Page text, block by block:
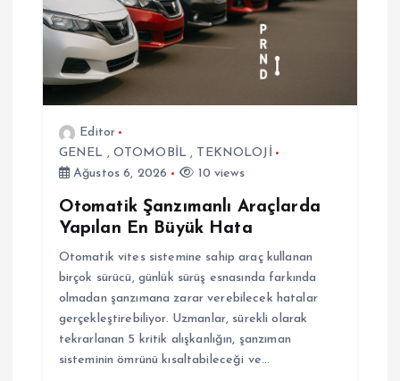
n
m
e
Editor
GENEL , OTOMOBİL , TEKNOLOJİ
Ağustos 6, 2026
10 views
Otomatik Şanzımanlı Araçlarda
Yapılan En Büyük Hata
Otomatik vites sistemine sahip araç kullanan
birçok sürücü, günlük sürüş esnasında farkında
olmadan şanzımana zarar verebilecek hatalar
gerçekleştirebiliyor. Uzmanlar, sürekli olarak
tekrarlanan 5 kritik alışkanlığın, şanzıman
sisteminin ömrünü kısaltabileceği ve…